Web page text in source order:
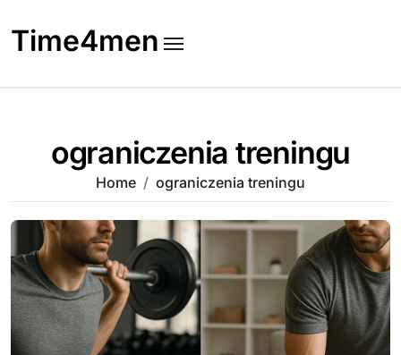
to
content
Time4men
ograniczenia treningu
Home ograniczenia treningu